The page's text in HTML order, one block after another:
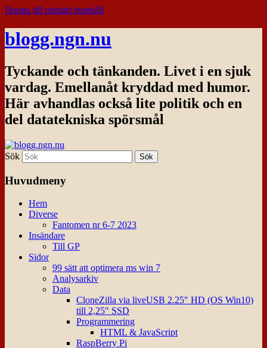
Hoppa till primärt innehåll
blogg.ngn.nu
Tyckande och tänkanden. Livet i en sjuk
vardag. Emellanåt kryddad med humor.
Här avhandlas också lite politik och en
del datatekniska spörsmål
Sök
Huvudmeny
Hem
Diverse
Fantomen nr 6-7 2023
Insändare
Till GP
Sidor
99 sätt att optimera ms win 7
Analysarkiv
Data
CloneZilla via liveUSB 2.25″ HD (OS Win10)
till 2,25″ SSD
Programmering
HTML & JavaScript
RaspBerry Pi